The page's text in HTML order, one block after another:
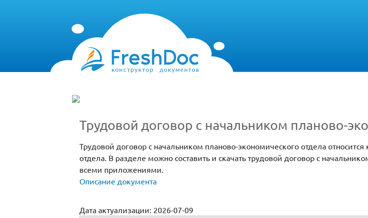
Трудовой договор с начальником планово-
Трудовой договор с начальником планово-экономического отдела
отдела. В разделе можно составить и скачать трудовой договор с
всеми приложениями.
Описание документа
Дата актуализации: 2026-07-09